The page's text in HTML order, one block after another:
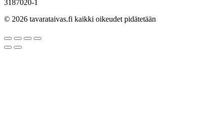
3187020-1
© 2026 tavarataivas.fi kaikki oikeudet pidätetään